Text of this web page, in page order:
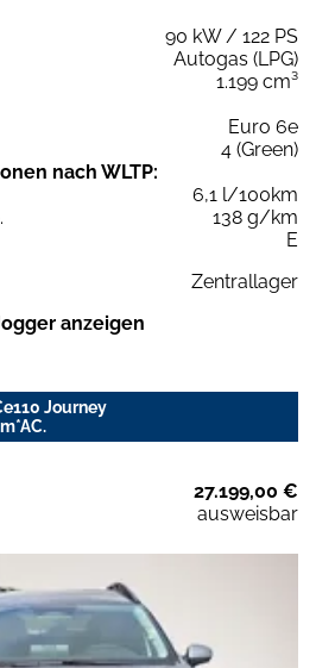
90 kW / 122 PS
Autogas (LPG)
1.199 cm³
Euro 6e
4 (Green)
nach WLTP:
6,1 l/100km
138 g/km
E
Zentrallager
anzeigen
Journey
27.199,00 €
ausweisbar